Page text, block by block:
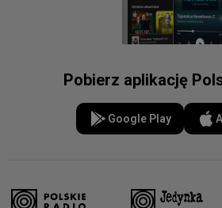
Pobierz aplikację
Google Play